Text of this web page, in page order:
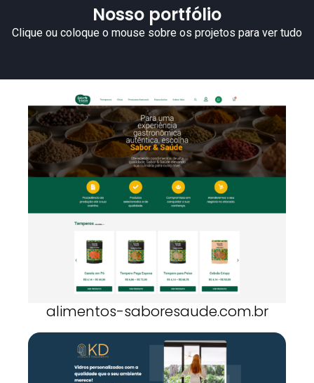
Nosso portfólio
Clique ou coloque o mouse sobre os projetos para ver tudo
alimentos-saboresaude.com.br